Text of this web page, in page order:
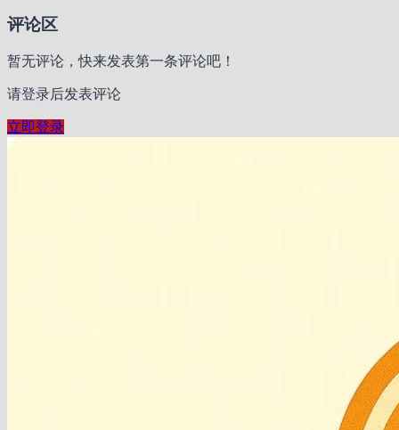
评论区
暂无评论，快来发表第一条评论吧！
请登录后发表评论
立即登录